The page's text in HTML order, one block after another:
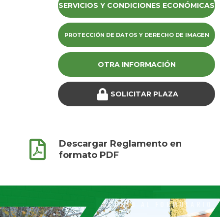
SERVICIOS Y CONDICIONES ECONÓMICAS
PROTECCIÓN DE DATOS Y DERECHO DE IMAGEN
OTRA INFORMACIÓN
SOLICITAR PLAZA
Descargar Reglamento en
formato PDF
ACCESO AL FORMULARIO